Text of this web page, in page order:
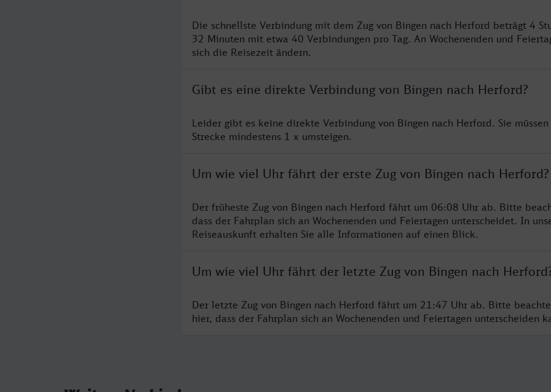
Die schnellste Verbindung mit dem Zug von Bingen nach Herford beträgt 4
32 Minuten mit etwa 40 Verbindungen pro Tag. An Wochenenden und
sich die Reisezeit ändern.
Gibt es eine direkte Verbindung von Bingen nach Herford?
Leider gibt es keine direkte Verbindung von Bingen nach Herford. Sie
Strecke mindestens 1 x umsteigen.
Um wie viel Uhr fährt der erste Zug von Bingen nach Herford?
Der früheste Zug von Bingen nach Herford fährt um 06:08 Uhr ab. Bitte
dass der Fahrplan sich an Wochenenden und Feiertagen unterscheidet. In
Reiseauskunft erhalten Sie alle Informationen auf einen Blick.
Um wie viel Uhr fährt der letzte Zug von Bingen nach
Der letzte Zug von Bingen nach Herford fährt um 21:47 Uhr ab. Bitte
hier, dass der Fahrplan sich an Wochenenden und Feiertagen unterscheiden